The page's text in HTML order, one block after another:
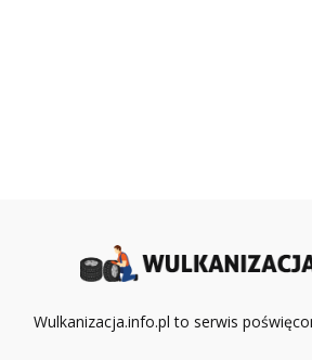
Wulkanizacja.info.pl to serwis